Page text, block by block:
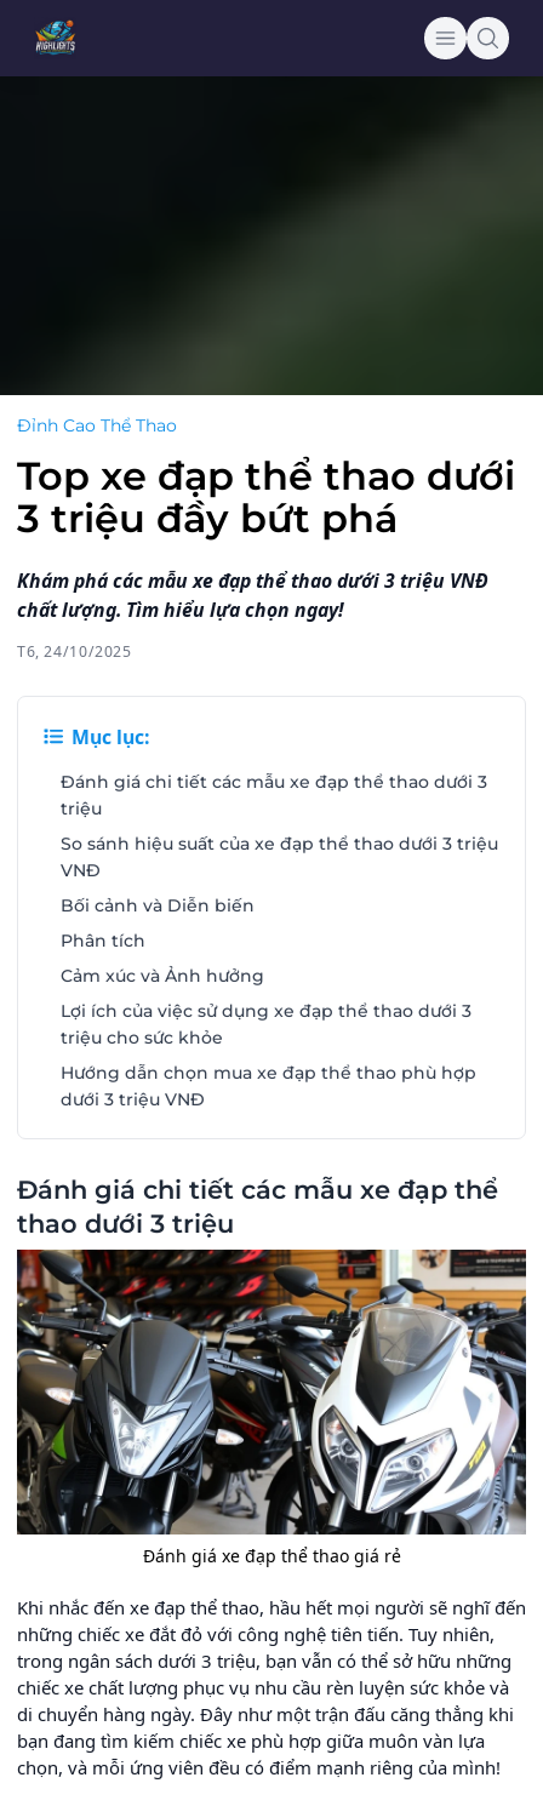
Đỉnh Cao Thể Thao
Top xe đạp thể thao dưới
3 triệu đầy bứt phá
Khám phá các mẫu xe đạp thể thao dưới 3 triệu VNĐ
chất lượng. Tìm hiểu lựa chọn ngay!
T6, 24/10/2025
Mục lục:
Đánh giá chi tiết các mẫu xe đạp thể thao dưới 3
triệu
So sánh hiệu suất của xe đạp thể thao dưới 3 triệu
VNĐ
Bối cảnh và Diễn biến
Phân tích
Cảm xúc và Ảnh hưởng
Lợi ích của việc sử dụng xe đạp thể thao dưới 3
triệu cho sức khỏe
Hướng dẫn chọn mua xe đạp thể thao phù hợp
dưới 3 triệu VNĐ
Đánh giá chi tiết các mẫu xe đạp thể
thao dưới 3 triệu
Đánh giá xe đạp thể thao giá rẻ
Khi nhắc đến xe đạp thể thao, hầu hết mọi người sẽ nghĩ đến
những chiếc xe đắt đỏ với công nghệ tiên tiến. Tuy nhiên,
trong ngân sách dưới 3 triệu, bạn vẫn có thể sở hữu những
chiếc xe chất lượng phục vụ nhu cầu rèn luyện sức khỏe và
di chuyển hàng ngày. Đây như một trận đấu căng thẳng khi
bạn đang tìm kiếm chiếc xe phù hợp giữa muôn vàn lựa
chọn, và mỗi ứng viên đều có điểm mạnh riêng của mình!